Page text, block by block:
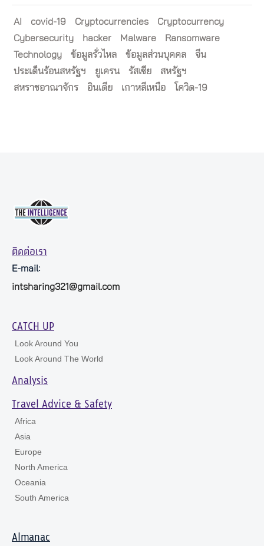
AI covid-19 Cryptocurrencies
Cryptocurrency
Cybersecurity
hacker Malware
Ransomware
Technology
ข้อมูลรั่วไหล ข้อมูลส่วนบุคคล
จีน
ประเด็นร้อนสหรัฐฯ
ยูเครน รัสเซีย
สหรัฐฯ
สหราชอาณาจักร
อินเดีย เกาหลีเหนือ โควิด-19
ติดต่อเรา
E-mail:
intsharing321@gmail.com
CATCH UP
Look Around You
Look Around The World
Analysis
Travel Advice & Safety
Africa
Asia
Europe
North America
Oceania
South America
Almanac